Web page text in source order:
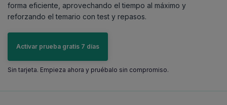
forma eficiente, aprovechando el tiempo al máximo y
reforzando el temario con test y repasos.
Activar prueba gratis 7 días
Sin tarjeta. Empieza ahora y pruébalo sin compromiso.